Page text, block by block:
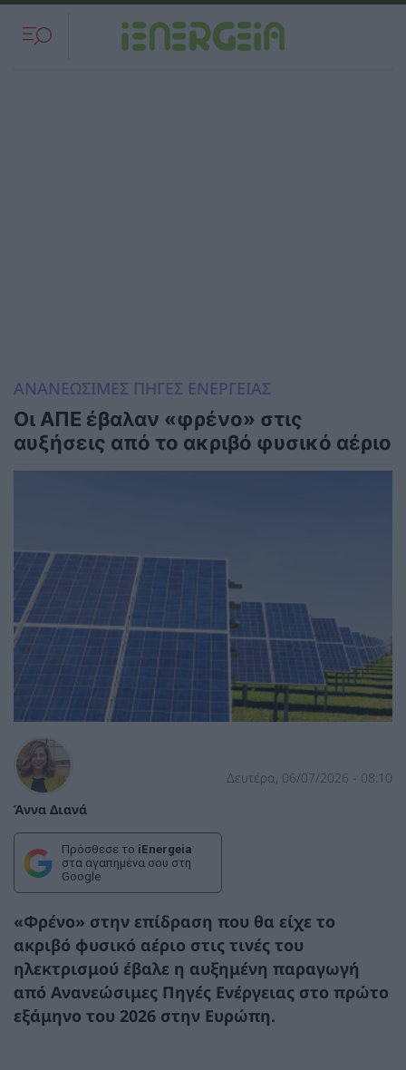
ΑΝΑΝΕΩΣΙΜΕΣ ΠΗΓΕΣ ΕΝΕΡΓΕΙΑΣ
Οι ΑΠΕ έβαλαν «φρένο» στις
αυξήσεις από το ακριβό φυσικό αέριο
Άννα Διανά
Δευτέρα, 06/07/2026 - 08:10
Πρόσθεσε το iEnergeia
στα αγαπημένα σου στη
Google
«Φρένο» στην επίδραση που θα είχε το
ακριβό φυσικό αέριο στις τινές του
ηλεκτρισμού έβαλε η αυξημένη παραγωγή
από Ανανεώσιμες Πηγές Ενέργειας στο πρώτο
εξάμηνο του 2026 στην Ευρώπη.